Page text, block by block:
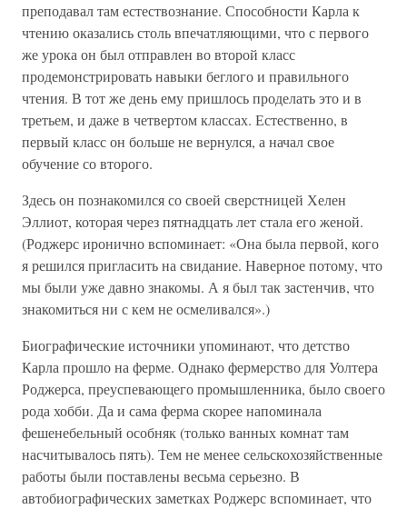
преподавал там естествознание. Способности Карла к
чтению оказались столь впечатляющими, что с первого
же урока он был отправлен во второй класс
продемонстрировать навыки беглого и правильного
чтения. В тот же день ему пришлось проделать это и в
третьем, и даже в четвертом классах. Естественно, в
первый класс он больше не вернулся, а начал свое
обучение со второго.
Здесь он познакомился со своей сверстницей Хелен
Эллиот, которая через пятнадцать лет стала его женой.
(Роджерс иронично вспоминает: «Она была первой, кого
я решился пригласить на свидание. Наверное потому, что
мы были уже давно знакомы. А я был так застенчив, что
знакомиться ни с кем не осмеливался».)
Биографические источники упоминают, что детство
Карла прошло на ферме. Однако фермерство для Уолтера
Роджерса, преуспевающего промышленника, было своего
рода хобби. Да и сама ферма скорее напоминала
фешенебельный особняк (только ванных комнат там
насчитывалось пять). Тем не менее сельскохозяйственные
работы были поставлены весьма серьезно. В
автобиографических заметках Роджерс вспоминает, что